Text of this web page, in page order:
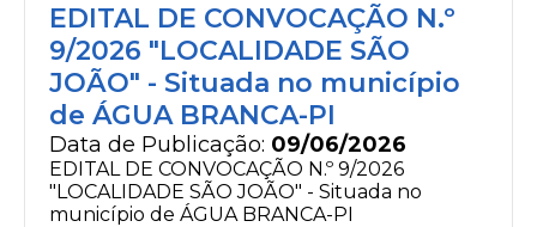
EDITAL DE CONVOCAÇÃO N.º
9/2026 "LOCALIDADE SÃO
JOÃO" - Situada no município
de ÁGUA BRANCA-PI
Data de Publicação: 09/06/2026
EDITAL DE CONVOCAÇÃO N.º 9/2026
"LOCALIDADE SÃO JOÃO" - Situada no
município de ÁGUA BRANCA-PI